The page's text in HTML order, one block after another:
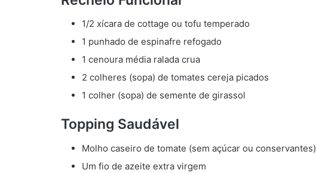
1/2 xícara de cottage ou tofu temperado
1 punhado de espinafre refogado
1 cenoura média ralada crua
2 colheres (sopa) de tomates cereja picados
1 colher (sopa) de semente de girassol
Topping Saudável
Molho caseiro de tomate (sem açúcar ou conservantes)
Um fio de azeite extra virgem